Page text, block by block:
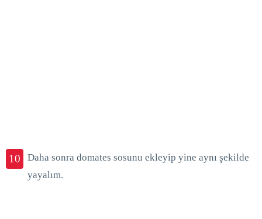
10
Daha sonra domates sosunu ekleyip yine aynı şekilde
yayalım.